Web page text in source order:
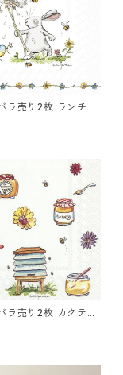
ラ売り2枚 ランチサ
ーナプキン SUMM
ホワイト Anita
ラ売り2枚 カクテル
パーナプキン BEE
ワイト Anita Jera